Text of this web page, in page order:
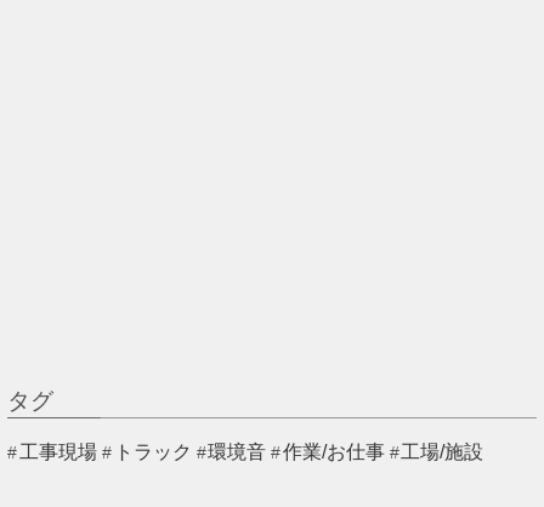
タグ
工事現場 トラック 環境音 作業/お仕事 工場/施設